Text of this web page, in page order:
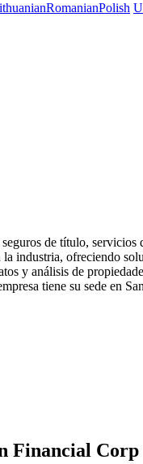
RomanianPolish
de título,
industria, ofreciendo
y análisis de
tiene su sede en
Financial Corp